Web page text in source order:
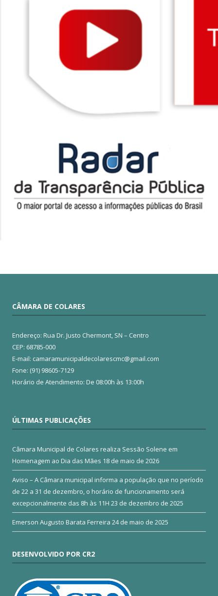
CÂMARA DE COLARES
Endereço: Rua Dr. Justo Chermont, SN – Centro
CEP: 68785-000
E-mail: camaramunicipaldecolarescmc@gmail.com
Fone: (91) 98605-7129
Horário de Atendimento: De 08:00h às 13:00h
ÚLTIMAS PUBLICAÇÕES
Câmara Municipal de Colares realiza Sessão Solene em
Homenagem ao Dia das Mães 18 de maio de 2026
Aviso – A Câmara municipal informa a população que no período
de 22 a 31 de dezembro, o horário de funcionamento será
excepcionalmente das 8h às 11H 23 de dezembro de 2025
Emerson Augusto Barata Ferreira 24 de maio de 2025
DESENVOLVIDO POR CR2